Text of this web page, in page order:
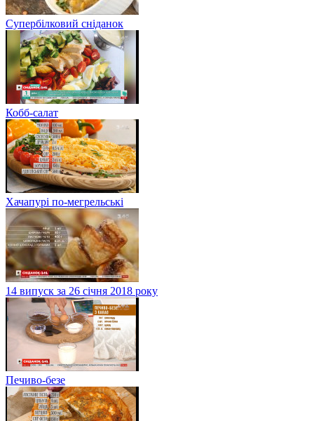
Супербілковий сніданок
Кобб-салат
Хачапурі по-мегрельські
14 випуск за 26 січня 2018 року
Печиво-безе